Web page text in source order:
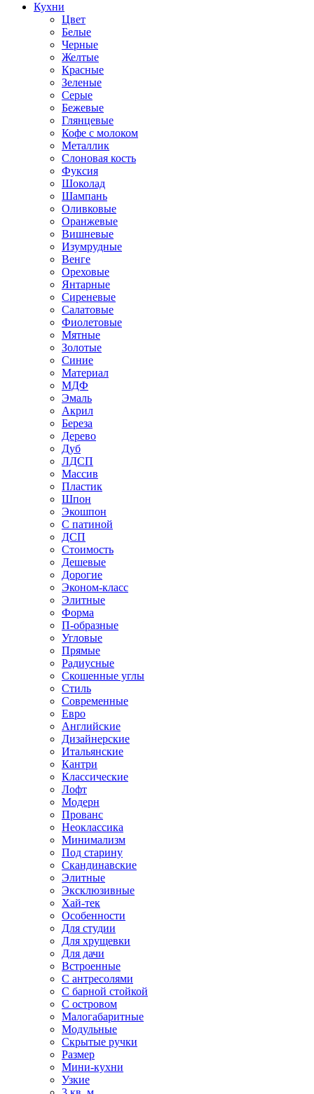
Кухни
Цвет
Белые
Черные
Желтые
Красные
Зеленые
Серые
Бежевые
Глянцевые
Кофе с молоком
Металлик
Слоновая кость
Фуксия
Шоколад
Шампань
Оливковые
Оранжевые
Вишневые
Изумрудные
Венге
Ореховые
Янтарные
Сиреневые
Салатовые
Фиолетовые
Мятные
Золотые
Синие
Материал
МДФ
Эмаль
Акрил
Береза
Дерево
Дуб
ЛДСП
Массив
Пластик
Шпон
Экошпон
С патиной
ДСП
Стоимость
Дешевые
Дорогие
Эконом-класс
Элитные
Форма
П-образные
Угловые
Прямые
Радиусные
Скошенные углы
Стиль
Современные
Евро
Английские
Дизайнерские
Итальянские
Кантри
Классические
Лофт
Модерн
Прованс
Неоклассика
Минимализм
Под старину
Скандинавские
Элитные
Эксклюзивные
Хай-тек
Особенности
Для студии
Для хрущевки
Для дачи
Встроенные
С антресолями
С барной стойкой
С островом
Малогабаритные
Модульные
Скрытые ручки
Размер
Мини-кухни
Узкие